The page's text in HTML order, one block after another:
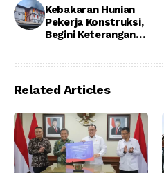
Kebakaran Hunian
Pekerja Konstruksi,
Begini Keterangan
Related Articles